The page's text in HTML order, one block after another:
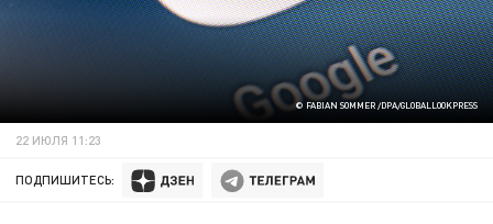
© FABIAN SOMMER /DPA/GLOBALLOOKPRESS
22 ИЮЛЯ 11:23
ПОДПИШИТЕСЬ: